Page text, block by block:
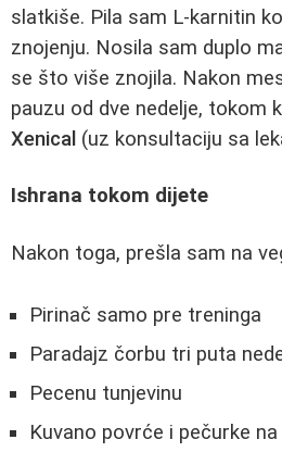
slatkiše. Pila sam L-karnitin
znojenju. Nosila sam duplo
se što više znojila. Nakon
pauzu od dve nedelje, tokom
Xenical (uz konsultaciju sa
Ishrana tokom dijete
Nakon toga, prešla sam na
Pirinač samo pre treninga
Paradajz čorbu tri puta
Pecenu tunjevinu
Kuvano povrće i pečurke